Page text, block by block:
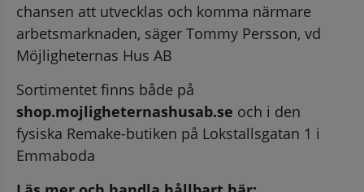
chansen att utvecklas och komma närmare
arbetsmarknaden, säger Tommy Persson, vd
Möjligheternas Hus AB
shop.mojligheternashusab.se och i den
fysiska Remake-butiken på Lokstallsgatan 1 i
Emmaboda